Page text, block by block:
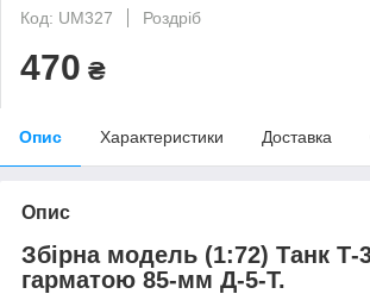
Код: UM327
Роздріб
470 ₴
Опис Характеристики Доставка
Опис
Збірна модель (1:72) Танк Т-
гарматою 85-мм Д-5-Т.